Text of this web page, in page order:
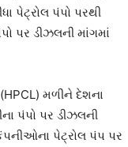
પેટ્રોલ પંપો પરથી
પર ડીઝલની માંગમાં
મળીને દેશના
પંપો પર ડીઝલની
પેટ્રોલ પંપ પર